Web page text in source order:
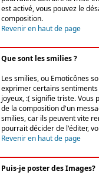
est activé, vous pouvez le
composition.
Revenir en haut de page
Que sont les smilies ?
Les smilies, ou Emoticônes
exprimer certains
joyeux, :( signifie triste. Vous
de la composition d'un
smilies, car ils peuvent vite
pourrait décider de l'éditer,
Revenir en haut de page
Puis-je poster des Images?